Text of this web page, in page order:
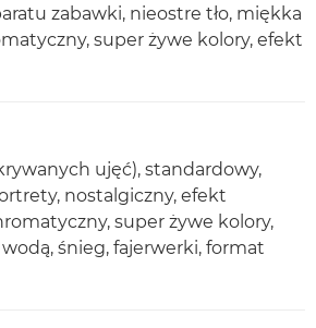
zabawki, nieostre tło, miękka
super żywe kolory, efekt
ujęć), standardowy,
nostalgiczny, efekt
super żywe kolory,
śnieg, fajerwerki, format